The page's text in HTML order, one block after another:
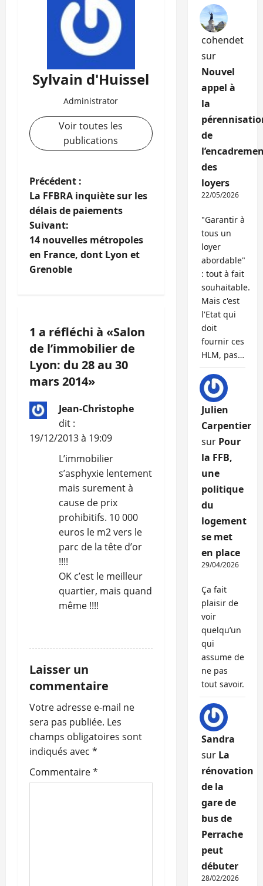
Sylvain d'Huissel
Administrator
Voir toutes les
publications
N
a
v
i
t
i
o
n
d
Précédent :
La FFBRA inquiète sur les
délais de paiements
Suivant:
14 nouvelles métropoles
en France, dont Lyon et
Grenoble
1 a réfléchi à «Salon
de l’immobilier de
Lyon: du 28 au 30
mars 2014»
Jean-Christophe
dit :
19/12/2013 à 19:09
L’immobilier
s’asphyxie lentement
mais surement à
cause de prix
prohibitifs. 10 000
euros le m2 vers le
parc de la tête d’or
!!!!
OK c’est le meilleur
quartier, mais quand
même !!!!
Laisser un
commentaire
Votre adresse e-mail ne
sera pas publiée. Les
champs obligatoires sont
indiqués avec *
Commentaire*
cohendet
sur
Nouvel
appel à
la
de
des
loyers
22/05/2026
"Garantir à
tous un
loyer
abordable"
: tout à fait
souhaitable.
Mais c'est
l'Etat qui
doit
fournir ces
HLM, pas…
Julien
Carpentier
sur Pour
la FFB,
une
politique
du
logement
se met
en place
29/04/2026
Ça fait
plaisir de
voir
quelqu’un
qui
assume de
ne pas
tout savoir.
Sandra
sur La
rénovation
de la
gare de
bus de
Perrache
peut
débuter
28/02/2026